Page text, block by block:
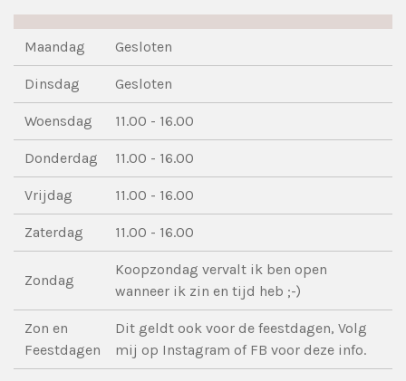
Maandag Gesloten
Dinsdag Gesloten
Woensdag 11.00 - 16.00
Donderdag 11.00 - 16.00
Vrijdag 11.00 - 16.00
Zaterdag 11.00 - 16.00
Zondag
Koopzondag vervalt ik ben open
wanneer ik zin en tijd heb ;-)
Zon en
Feestdagen
Dit geldt ook voor de feestdagen, Volg
mij op Instagram of FB voor deze info.